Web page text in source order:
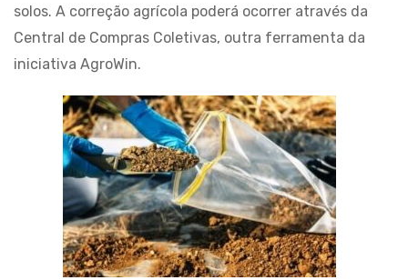
solos. A correção agrícola poderá ocorrer através da
Central de Compras Coletivas, outra ferramenta da
iniciativa AgroWin.